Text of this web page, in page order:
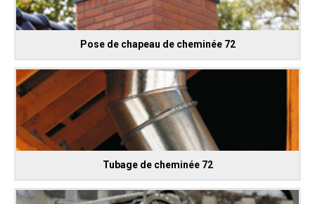
Pose de chapeau de cheminée 72
Tubage de cheminée 72